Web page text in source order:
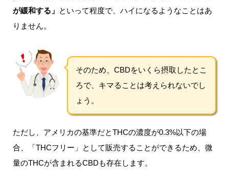
が緩和する」 といって程度で、ハイになるようなことはあ
りません。
そのため、CBDをいくら摂取したとこ
ろで、キマることは考えられないでし
ょう。
ただし、アメリカの基準だとTHCの濃度が0.3%以下の場
合、「THCフリー」として販売することができるため、微
量のTHCが含まれるCBDも存在します。